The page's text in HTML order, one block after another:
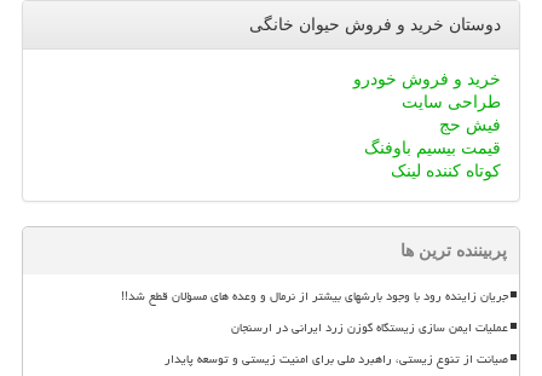
دوستان خرید و فروش حیوان خانگی
خرید و فروش خودرو
طراحی سایت
فیش حج
قیمت بیسیم باوفنگ
کوتاه کننده لینک
پربیننده ترین ها
جریان زاینده رود با وجود بارشهای بیشتر از نرمال و وعده های مسؤلان قطع شد!!
عملیات ایمن سازی زیستگاه گوزن زرد ایرانی در ارسنجان
صیانت از تنوع زیستی، راهبرد ملی برای امنیت زیستی و توسعه پایدار